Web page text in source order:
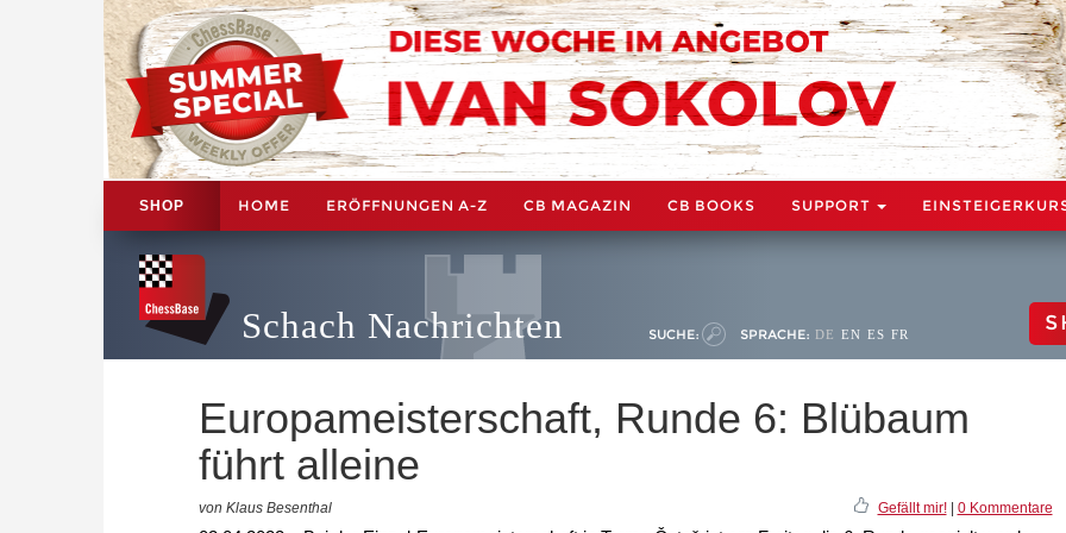
SHOP HOME ERÖFFNUNGEN A-Z CB MAGAZIN CB BOOKS SUPPORT
Schach Nachrichten SUCHE: SPRACHE: DE EN ES FR
Europameisterschaft, Runde 6: Blübaum
führt alleine
von Klaus Besenthal Gefällt mir!| 0 Kommentare